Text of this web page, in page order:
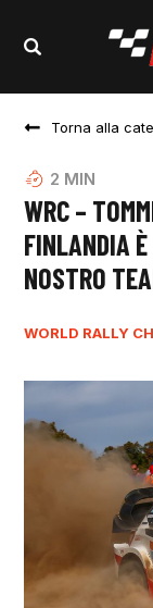
Torna alla
2 MIN
WRC –
FINLANDIA
NOSTRO
WORLD RALLY